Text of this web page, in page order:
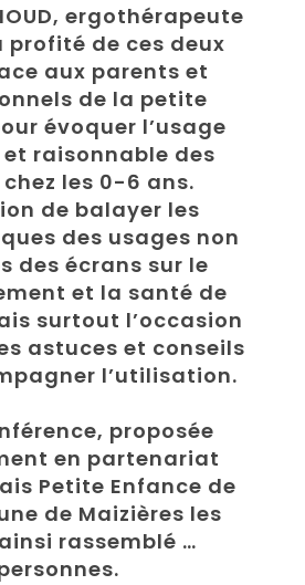
ergothérapeute
profité de ces deux
aux parents et
de la petite
évoquer l’usage
raisonnable des
les 0-6 ans.
de balayer les
des usages non
des écrans sur le
et la santé de
surtout l’occasion
astuces et conseils
l’utilisation.
proposée
en partenariat
Petite Enfance de
de Maizières les
rassemblé …